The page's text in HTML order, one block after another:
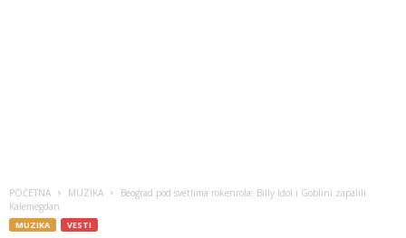
POČETNA MUZIKA
Beograd pod svetlima rokenrola: Billy Idol i Goblini zapalili
Kalemegdan
MUZIKA VESTI